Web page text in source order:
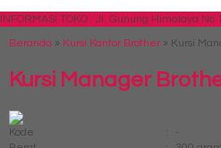
INFORMASI TOKO : Jl. Gunung Himalaya
Beranda » Kursi Kantor Brother » Kursi
Kursi Manager
Kode :
-